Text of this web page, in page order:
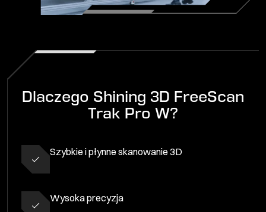
Dlaczego Shining 3D FreeScan
Trak Pro W?
Szybkie i płynne skanowanie 3D
Wysoka precyzja